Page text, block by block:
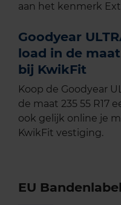
aan het kenmerk
Goodyear
load in de maat
bij KwikFit
Koop de Goodyear
de maat 235 55 R17
ook gelijk online je
KwikFit vestiging.
EU Bandenlabel